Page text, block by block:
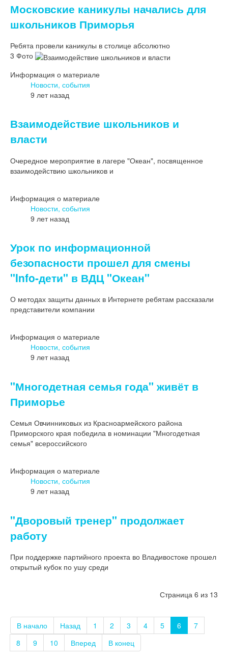
Московские каникулы начались для
школьников Приморья
Ребята провели каникулы в столице абсолютно
3 Фото
Информация о материале
Новости, события
9 лет назад
Взаимодействие школьников и
власти
Очередное мероприятие в лагере "Океан", посвященное
взаимодействию школьников и
Информация о материале
Новости, события
9 лет назад
Урок по информационной
безопасности прошел для смены
"Info-дети" в ВДЦ "Океан"
О методах защиты данных в Интернете ребятам рассказали
представители компании
Информация о материале
Новости, события
9 лет назад
"Многодетная семья года" живёт в
Приморье
Семья Овчинниковых из Красноармейского района
Приморского края победила в номинации "Многодетная
семья" всероссийского
Информация о материале
Новости, события
9 лет назад
"Дворовый тренер" продолжает
работу
При поддержке партийного проекта во Владивостоке прошел
открытый кубок по ушу среди
Страница 6 из 13
В начало Назад 1 2 3 4 5 6
7
8
9 10 Вперед В конец